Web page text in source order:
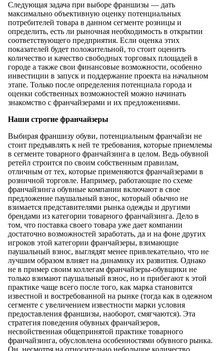
Следующая задача при выборе франшизы — дать
максимально объективную оценку потенциальных
потребителей товара в данном сегменте розницы и
определить, есть ли рыночная необходимость в открытии
соответствующего предприятия. Если оценка этих
показателей будет положительной, то стоит оценить
количество и качество свободных торговых площадей в
городе а также свои финансовые возможности, особенно
инвестиции в запуск и поддержание проекта на начальном
этапе. Только после определения потенциала города и
оценки собственных возможностей можно начинать
знакомство с франчайзерами и их предложениями.
Наши строгие франчайзеры
Выбирая франшизу обуви, потенциальным франчайзи не
стоит предъявлять к ней те требования, которые приемлемы
в сегменте товарного франчайзинга в целом. Ведь обувной
ретейл строится по своим собственным правилам,
отличным от тех, которые применяются франчайзерами в
розничной торговле. Например, работающие по схеме
франчайзинга обувные компании включают в свое
предложение паушальный взнос, который обычно не
взимается представителями рынка одежды и другими
брендами из категории товарного франчайзинга. Дело в
том, что поставка своего товара уже дает компании
достаточно возможностей заработать, да и на фоне других
игроков этой категории франчайзеры, взимающие
паушальный взнос, выглядят менее привлекательно, что не
лучшим образом влияет на динамику их развития. Однако
не в пример своим коллегам франчайзеры-обувщики не
только взимают паушальный взнос, но и прибегают к этой
практике чаще всего после того, как марка становится
известной и востребованной на рынке (тогда как в одежном
сегменте с увеличением известности марки условия
предоставления франшизы, наоборот, смягчаются). Эта
стратегия поведения обувных франчайзеров,
несвойственная общепринятой практике товарного
франчайзинга, обусловлена особенностями обувного рынка.